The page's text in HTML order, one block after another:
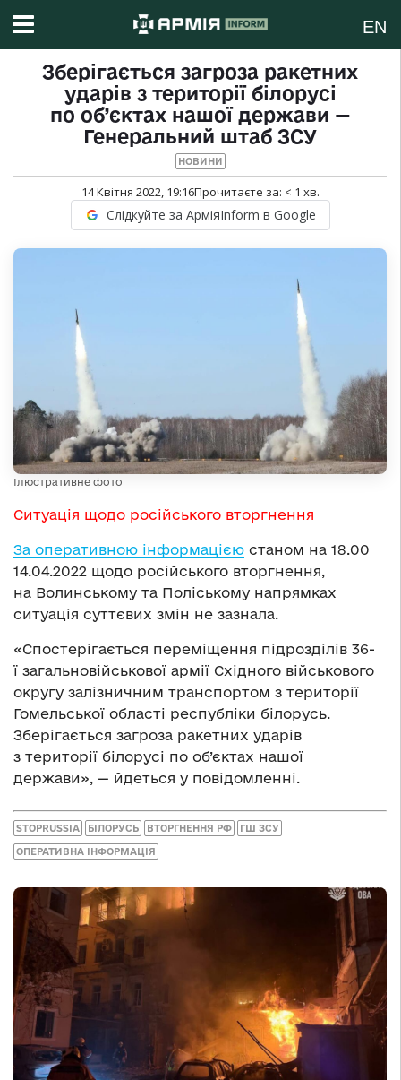
EN
Зберігається загроза ракетних
ударів з території білорусі
по об’єктах нашої держави —
Генеральний штаб ЗСУ
НОВИНИ
14 Квітня 2022, 19:16Прочитаєте за: < 1 хв.
Слідкуйте за АрміяInform в Google
Ілюстративне фото
Ситуація щодо російського вторгнення
За оперативною інформацією станом на 18.00
14.04.2022 щодо російського вторгнення,
на Волинському та Поліському напрямках
ситуація суттєвих змін не зазнала.
«Спостерігається переміщення підрозділів 36-
ї загальновійськової армії Східного військового
округу залізничним транспортом з території
Гомельської області республіки білорусь.
Зберігається загроза ракетних ударів
з території білорусі по об’єктах нашої
держави», — йдеться у повідомленні.
STOPRUSSIA БІЛОРУСЬ ВТОРГНЕННЯ РФ ГШ ЗСУ
ОПЕРАТИВНА ІНФОРМАЦІЯ